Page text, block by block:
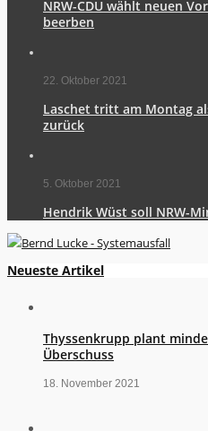
NRW-CDU wählt neuen
beerben
22. Oktober 2021
Laschet tritt am Montag
zurück
5. Oktober 2021
Hendrik Wüst soll NRW-
Neueste Artikel
Thyssenkrupp plant
Überschuss
18. November 2021